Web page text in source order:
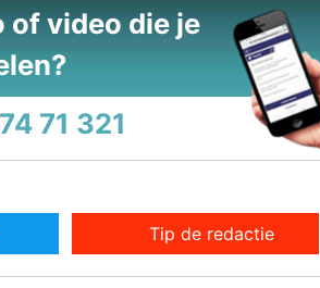
of video die je
71 321
Tip de redactie